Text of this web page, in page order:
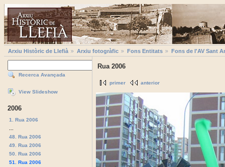
Arxiu Històric de Llefià Arxiu fotogràfic Fons Entitats Fons de l'AV Sant
Recerca Avançada
View Slideshow
2006
1. Rua 2006
48. Rua 2006
49. Rua 2006
50. Rua 2006
51. Rua 2006
Rua 2006
primer anterior